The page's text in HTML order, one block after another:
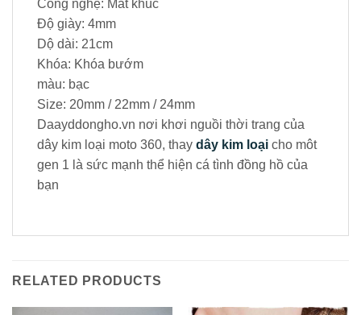
Công nghệ: Mắt khúc
Độ giày: 4mm
Dộ dài: 21cm
Khóa: Khóa bướm
màu: bạc
Size: 20mm / 22mm / 24mm
Daayddongho.vn nơi khơi nguồi thời trang của
dây kim loại moto 360, thay dây kim loại cho môt
gen 1 là sức mạnh thể hiện cá tình đồng hồ của
bạn
RELATED PRODUCTS